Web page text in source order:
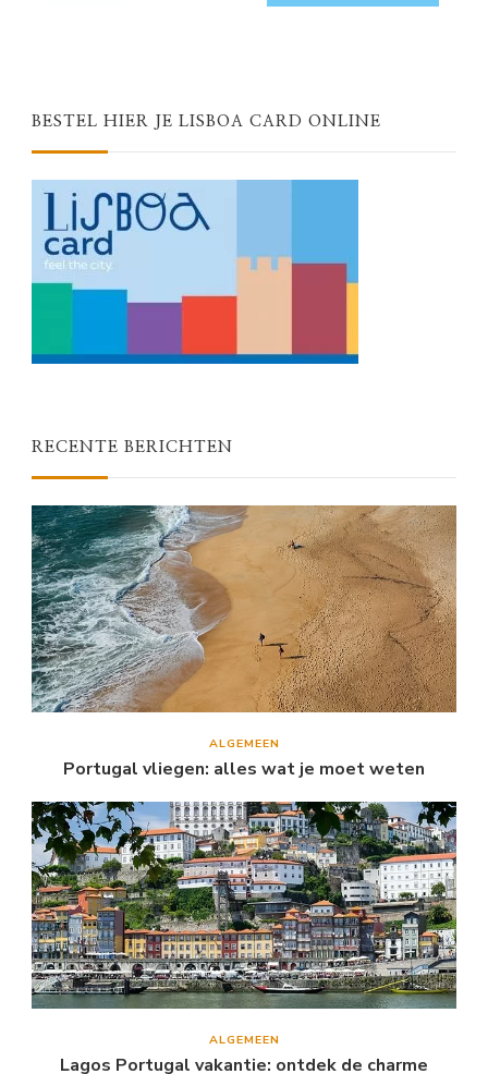
BESTEL HIER JE LISBOA CARD ONLINE
RECENTE BERICHTEN
ALGEMEEN
Portugal vliegen: alles wat je moet weten
ALGEMEEN
Lagos Portugal vakantie: ontdek de charme